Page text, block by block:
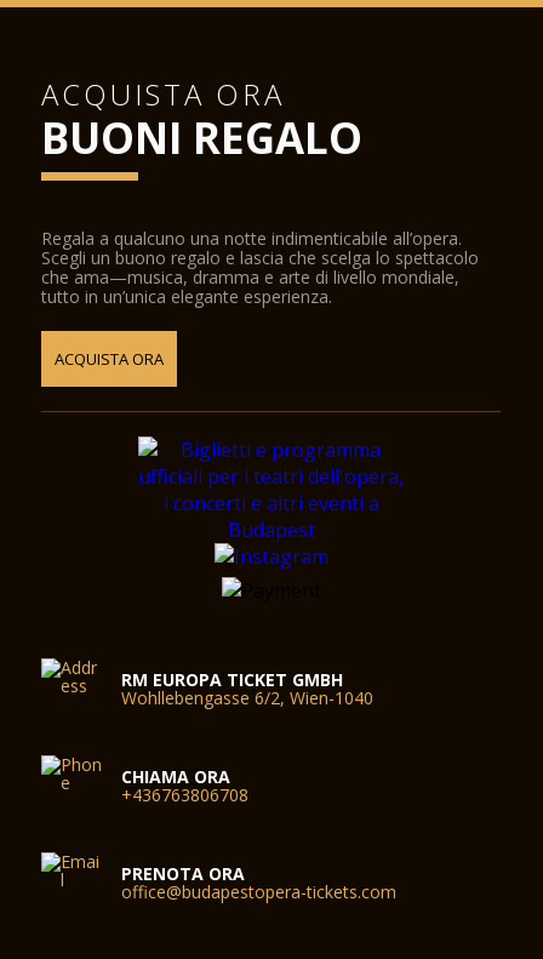
ACQUISTA ORA
BUONI REGALO
Regala a qualcuno una notte indimenticabile all’opera.
Scegli un buono regalo e lascia che scelga lo spettacolo
che ama—musica, dramma e arte di livello mondiale,
tutto in un’unica elegante esperienza.
ACQUISTA ORA
RM EUROPA TICKET GMBH
Wohllebengasse 6/2, Wien-1040
CHIAMA ORA
+436763806708
PRENOTA ORA
office@budapestopera-tickets.com